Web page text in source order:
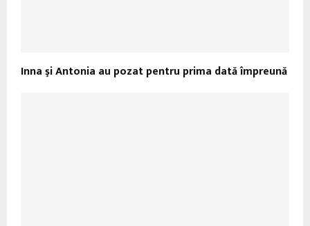
Inna şi Antonia au pozat pentru prima dată împreună